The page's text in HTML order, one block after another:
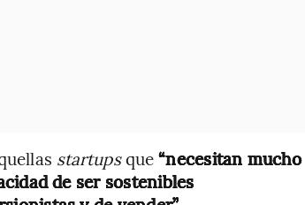
startupsque“necesitan mucho
de ser sostenibles